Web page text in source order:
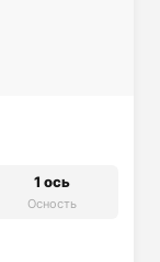
1 ось
Осность